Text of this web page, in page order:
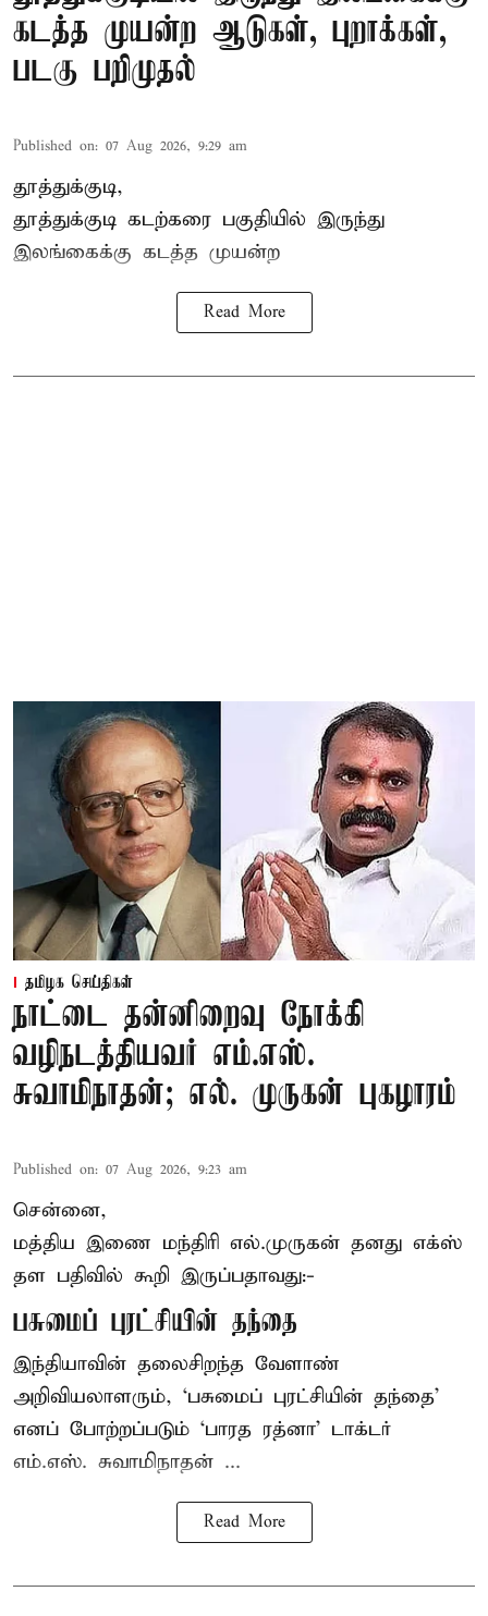
கடத்த முயன்ற ஆடுகள், புறாக்கள்,
படகு பறிமுதல்
Published on: 07 Aug 2026, 9:29 am
தூத்துக்குடி,
தூத்துக்குடி கடற்கரை பகுதியில் இருந்து
இலங்கைக்கு கடத்த முயன்ற
Read More
தமிழக செய்திகள்
நாட்டை தன்னிறைவு நோக்கி
வழிநடத்தியவர் எம்.எஸ்.
சுவாமிநாதன்; எல். முருகன் புகழாரம்
Published on: 07 Aug 2026, 9:23 am
சென்னை,
மத்திய இணை மந்திரி எல்.முருகன் தனது எக்ஸ்
தள பதிவில் கூறி இருப்பதாவது:-
பசுமைப் புரட்சியின் தந்தை
இந்தியாவின் தலைசிறந்த வேளாண்
அறிவியலாளரும், ‘பசுமைப் புரட்சியின் தந்தை’
எனப் போற்றப்படும் ‘பாரத ரத்னா’ டாக்டர்
எம்.எஸ். சுவாமிநாதன் ...
Read More